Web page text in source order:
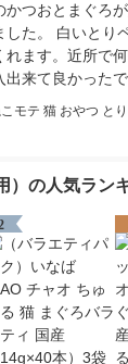
かつおとまぐろ
した。 白いとり
れます。近所で
来て良かったで
モテ 猫 おやつ と
）の人気ラン